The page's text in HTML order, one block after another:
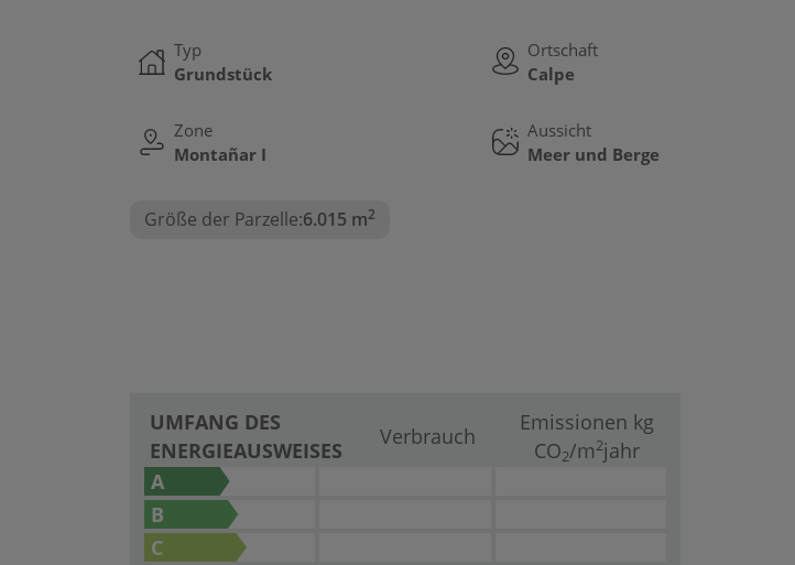
Typ
Grundstück
Ortschaft
Calpe
Zone
Montañar I
Aussicht
Meer und Berge
Größe der Parzelle:6.015 m2
UMFANG DES
ENERGIEAUSWEISES
Verbrauch
Emissionen kg
CO2/m2jahr
A
B
C